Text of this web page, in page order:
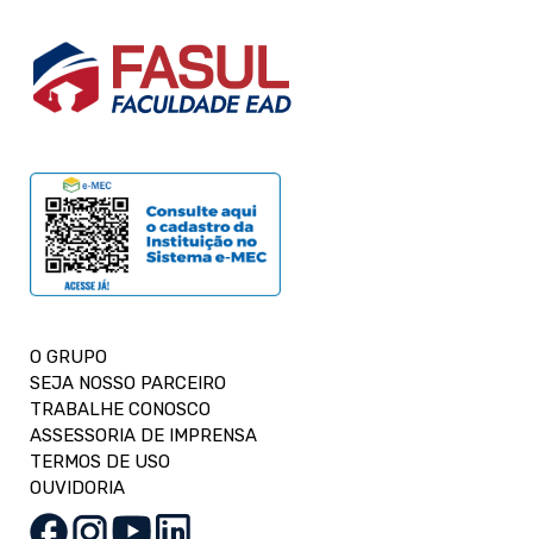
O GRUPO
SEJA NOSSO PARCEIRO
TRABALHE CONOSCO
ASSESSORIA DE IMPRENSA
TERMOS DE USO
OUVIDORIA